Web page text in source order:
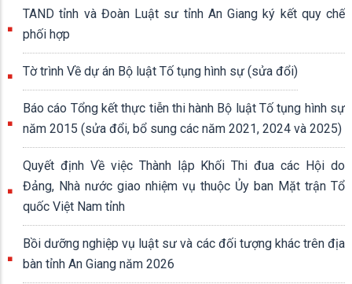
TAND tỉnh và Đoàn Luật sư tỉnh An Giang ký kết quy chế
phối hợp
Tờ trình Về dự án Bộ luật Tố tụng hình sự (sửa đổi)
Báo cáo Tổng kết thực tiễn thi hành Bộ luật Tố tụng hình sự
năm 2015 (sửa đổi, bổ sung các năm 2021, 2024 và 2025)
Quyết định Về việc Thành lập Khối Thi đua các Hội do
Đảng, Nhà nước giao nhiệm vụ thuộc Ủy ban Mặt trận Tổ
quốc Việt Nam tỉnh
Bồi dưỡng nghiệp vụ luật sư và các đối tượng khác trên địa
bàn tỉnh An Giang năm 2026